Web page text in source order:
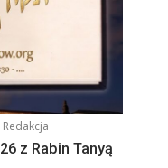
Redakcja
z Rabin Tanyą